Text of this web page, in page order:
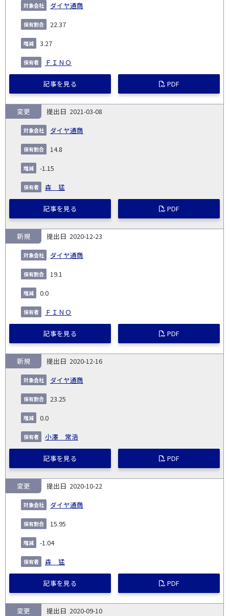
ダイヤ通商
22.37
3.27
ＦＩＮＯ
記事を見る PDF
2021-03-08
ダイヤ通商
変更
14.8
-1.15
森 猛
記事を見る PDF
2020-12-23
ダイヤ通商
新規
19.1
0.0
ＦＩＮＯ
記事を見る PDF
2020-12-16
ダイヤ通商
新規
23.25
0.0
小澤 常浩
記事を見る PDF
2020-10-22
ダイヤ通商
変更
15.95
-1.04
森 猛
記事を見る PDF
2020-09-10
変更